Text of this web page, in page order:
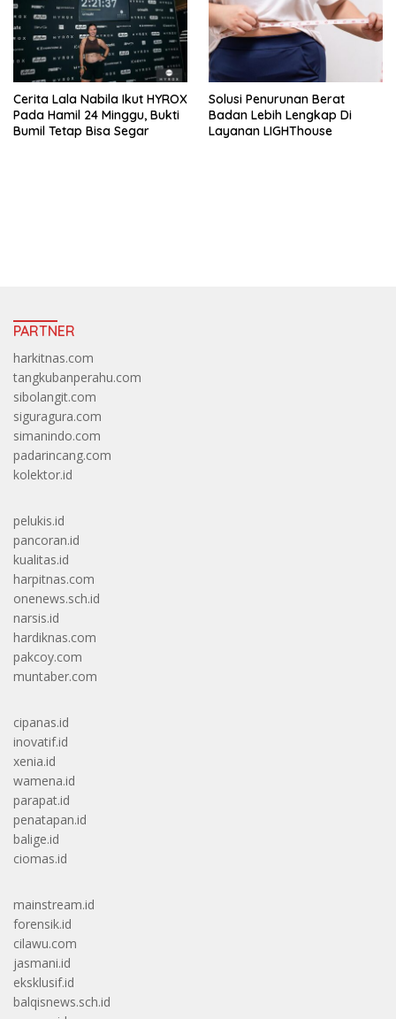
Cerita Lala Nabila Ikut HYROX
Pada Hamil 24 Minggu, Bukti
Bumil Tetap Bisa Segar
Solusi Penurunan Berat
Badan Lebih Lengkap Di
Layanan LIGHThouse
PARTNER
harkitnas.com
tangkubanperahu.com
sibolangit.com
siguragura.com
simanindo.com
padarincang.com
kolektor.id
pelukis.id
pancoran.id
kualitas.id
harpitnas.com
onenews.sch.id
narsis.id
hardiknas.com
pakcoy.com
muntaber.com
cipanas.id
inovatif.id
xenia.id
wamena.id
parapat.id
penatapan.id
balige.id
ciomas.id
mainstream.id
forensik.id
cilawu.com
jasmani.id
eksklusif.id
balqisnews.sch.id